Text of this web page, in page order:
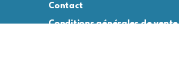
Contact
Conditions générales de vente